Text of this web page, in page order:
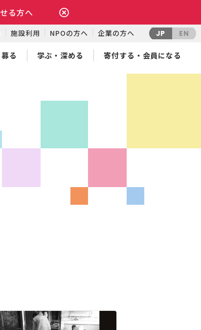
る方へ
施設利用 NPOの方へ 企業の方へ JP EN
る 学ぶ・深める 寄付する・会員になる